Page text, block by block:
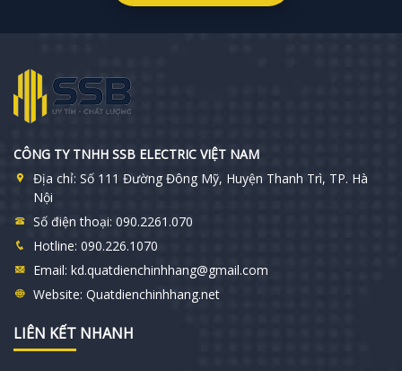
CÔNG TY TNHH SSB ELECTRIC VIỆT NAM
Địa chỉ: Số 111 Đường Đông Mỹ, Huyện Thanh Trì, TP. Hà
Nội
Số điện thoại: 090.2261.070
Hotline: 090.226.1070
Email: kd.quatdienchinhhang@gmail.com
Website: Quatdienchinhhang.net
LIÊN KẾT NHANH